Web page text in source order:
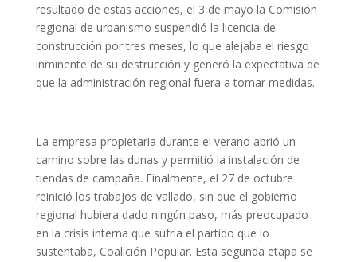
resultado de estas acciones, el 3 de mayo la Comisión
regional de urbanismo suspendió la licencia de
construcción por tres meses, lo que alejaba el riesgo
inminente de su destrucción y generó la expectativa de
que la administración regional fuera a tomar medidas.
La empresa propietaria durante el verano abrió un
camino sobre las dunas y permitió la instalación de
tiendas de campaña. Finalmente, el 27 de octubre
reinició los trabajos de vallado, sin que el gobierno
regional hubiera dado ningún paso, más preocupado
en la crisis interna que sufría el partido que lo
sustentaba, Coalición Popular. Esta segunda etapa se